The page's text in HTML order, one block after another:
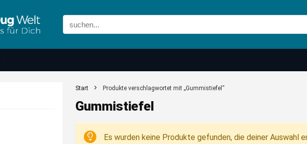
Start Produkte verschlagwortet mit „Gummistiefel“
Gummistiefel
Es wurden keine Produkte gefunden, die deiner Auswahl